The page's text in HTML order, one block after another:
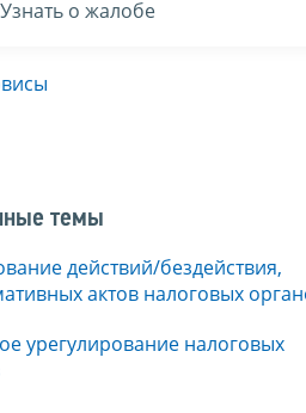
Узнать о жалобе
темы
действий/бездействия,
актов налоговых
урегулирование налоговых